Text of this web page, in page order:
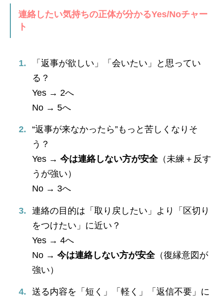
連絡したい気持ちの正体が分かるYes/Noチャー
ト
「返事が欲しい」「会いたい」と思ってい
る？
Yes → 2へ
No → 5へ
“返事が来なかったら”もっと苦しくなりそ
う？
Yes → 今は連絡しない方が安全（未練＋反す
うが強い）
No → 3へ
連絡の目的は「取り戻したい」より「区切り
をつけたい」に近い？
Yes → 4へ
No → 今は連絡しない方が安全（復縁意図が
強い）
送る内容を「短く」「軽く」「返信不要」に